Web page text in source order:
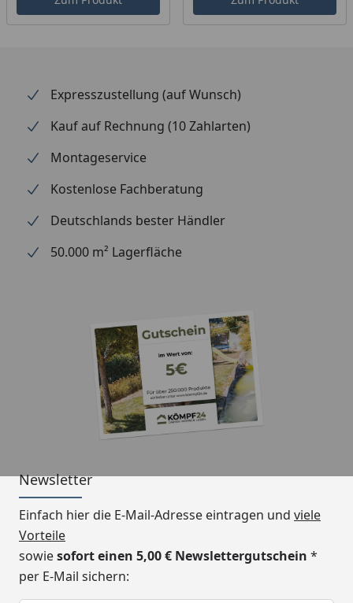
Schneelast
0,85 kN/m² (alle Größen)
216 cm vorne, 257 cm hinten
216 cm vorne, 263 cm hinten
Durchgangshöhe
201 cm (alle Größen)
Fläche
11,15 m² (Größe 1)
15,49 m² (Größe 3)
37,11 m³ (Größe 3)
Dachneigung
7° (alle Größen)
Montagematerial,
Pfostenlaschen zum
Einbetonieren, Regenrinne
Montage
Montage zum günstigen
Optionale Erweiterungen (siehe Reiter
"Zubehör"):
Expresszustellung (auf Wunsch)
Kauf auf Rechnung (10 Zahlarten)
Montageservice
Kostenlose Fachberatung
Deutschlands bester Händler
50.000 m² Lagerfläche
Newsletter
Einfach hier die E-Mail-Adresse eintragen und viele
Vorteile
sowiesofort einen 5,00 € Newslettergutschein *
per E-Mail sichern: